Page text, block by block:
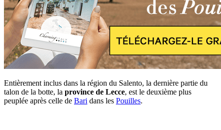
Entièrement inclus dans la région du Salento, la dernière partie du
talon de la botte, la province de Lecce, est le deuxième plus
peuplée après celle de Bari dans les Pouilles.